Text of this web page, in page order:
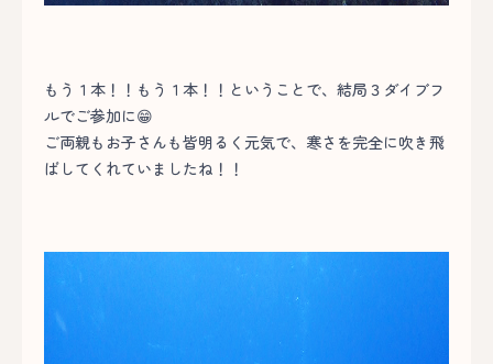
もう１本！！もう１本！！ということで、結局３ダイブフ
ルでご参加に😁
ご両親もお子さんも皆明るく元気で、寒さを完全に吹き飛
ばしてくれていましたね！！